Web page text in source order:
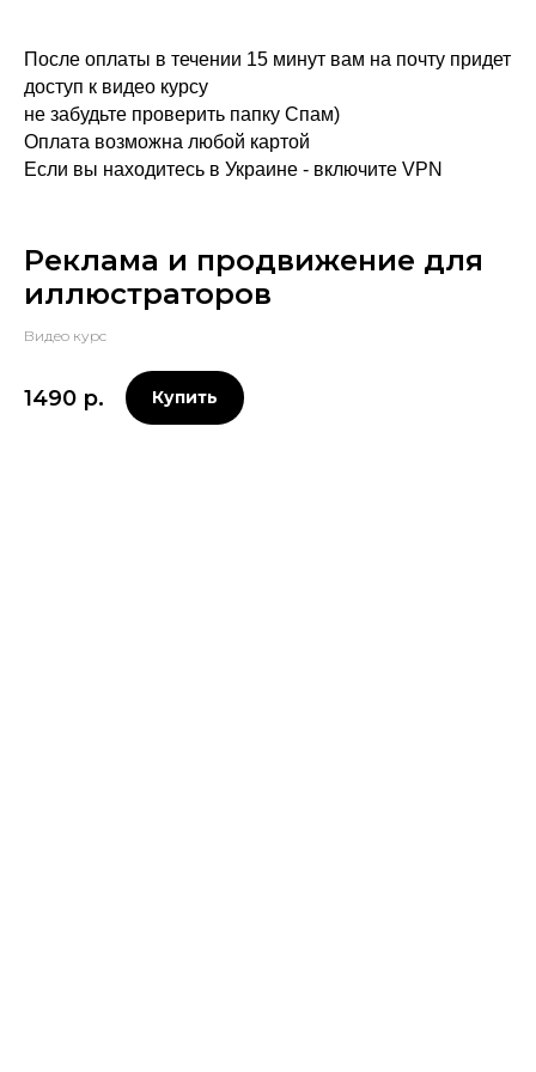
После оплаты в течении 15 минут вам на почту придет
доступ к видео курсу
не забудьте проверить папку Спам)
Оплата возможна любой картой
Если вы находитесь в Украине - включите VPN
Реклама и продвижение для
иллюстраторов
Видео курс
1490 р. Купить